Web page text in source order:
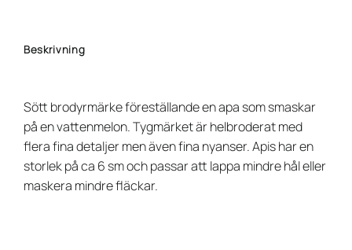
Beskrivning
Sött brodyrmärke föreställande en apa som smaskar
på en vattenmelon. Tygmärket är helbroderat med
flera fina detaljer men även fina nyanser. Apis har en
storlek på ca 6 sm och passar att lappa mindre hål eller
maskera mindre fläckar.